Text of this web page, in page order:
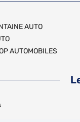
AUTO
AUTOMOBILES